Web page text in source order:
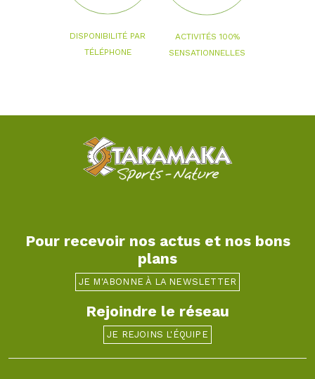
DISPONIBILITÉ PAR
TÉLÉPHONE
ACTIVITÉS 100%
SENSATIONNELLES
Pour recevoir nos actus et nos bons
plans
JE M'ABONNE À LA NEWSLETTER
Rejoindre le réseau
JE REJOINS L'ÉQUIPE